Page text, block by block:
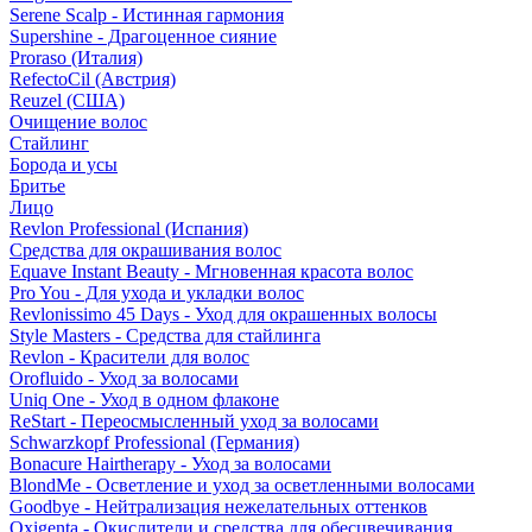
Serene Scalp - Истинная гармония
Supershine - Драгоценное сияние
Proraso (Италия)
RefectoCil (Австрия)
Reuzel (США)
Очищение волос
Стайлинг
Борода и усы
Бритье
Лицо
Revlon Professional (Испания)
Средства для окрашивания волос
Equave Instant Beauty - Мгновенная красота волос
Pro You - Для ухода и укладки волос
Revlonissimo 45 Days - Уход для окрашенных волосы
Style Masters - Средства для стайлинга
Revlon - Красители для волос
Orofluido - Уход за волосами
Uniq One - Уход в одном флаконе
ReStart - Переосмысленный уход за волосами
Schwarzkopf Professional (Германия)
Bonacure Hairtherapy - Уход за волосами
BlondMe - Осветление и уход за осветленными волосами
Goodbye - Нейтрализация нежелательных оттенков
Oxigenta - Окислители и средства для обесцвечивания